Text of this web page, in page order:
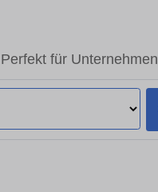
für Unternehmen